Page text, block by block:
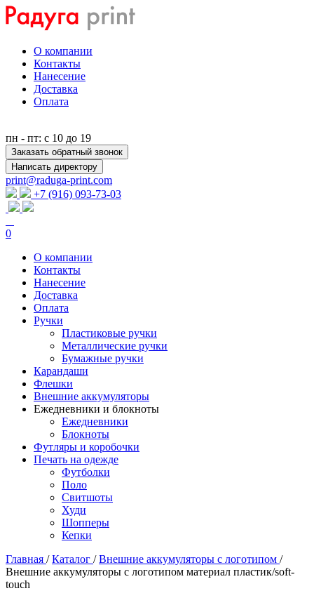
О компании
Контакты
Нанесение
Доставка
Оплата
пн - пт: с 10 до 19
Заказать обратный звонок
Написать директору
print@raduga-print.com
+7 (916) 093-73-03
0
О компании
Контакты
Нанесение
Доставка
Оплата
Ручки
Пластиковые ручки
Металлические ручки
Бумажные ручки
Карандаши
Флешки
Внешние аккумуляторы
Ежедневники и блокноты
Ежедневники
Блокноты
Футляры и коробочки
Печать на одежде
Футболки
Поло
Свитшоты
Худи
Шопперы
Кепки
Главная / Каталог / Внешние аккумуляторы с логотипом /
Внешние аккумуляторы с логотипом материал пластик/soft-
touch